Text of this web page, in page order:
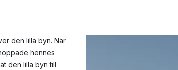
den lilla byn. När
hennes
den lilla byn till